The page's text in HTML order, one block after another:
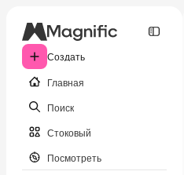
Создать
Главная
Поиск
Стоковый
Посмотреть